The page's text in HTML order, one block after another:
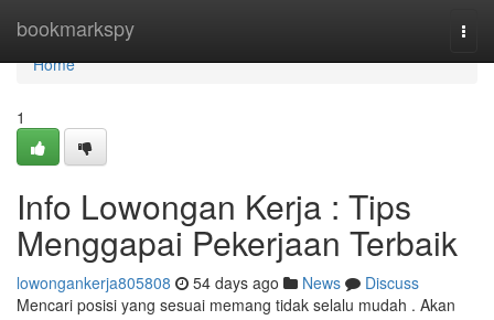
bookmarkspy
Home
Home
1
Info Lowongan Kerja : Tips
Menggapai Pekerjaan Terbaik
lowongankerja805808 54 days ago News
Discuss
Mencari posisi yang sesuai memang tidak selalu mudah . Akan